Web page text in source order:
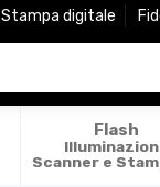
Stampa digitale
Flash
Scanner e